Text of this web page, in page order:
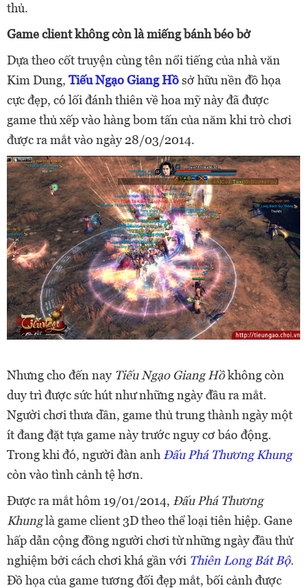
thủ.
Game client không còn là miếng bánh béo bở
Dựa theo cốt truyện cùng tên nổi tiếng của nhà văn
Kim Dung, Tiếu Ngạo Giang Hồsở hữu nền đồ họa
cực đẹp, có lối đánh thiên về hoa mỹ này đã được
game thủ xếp vào hàng bom tấn của năm khi trò chơi
được ra mắt vào ngày 28/03/2014.
Nhưng cho đến nay Tiếu Ngạo Giang Hồkhông còn
duy trì được sức hút như những ngày đầu ra mắt.
Người chơi thưa dần, game thủ trung thành ngày một
ít đang đặt tựa game này trước nguy cơ báo động.
Trong khi đó, người đàn anh Đấu Phá Thương Khung
còn vào tình cảnh tệ hơn.
Được ra mắt hôm 19/01/2014, Đấu Phá Thương
Khunglà game client 3D theo thể loại tiên hiệp. Gane
hấp dẫn cộng đồng người chơi từ những ngày đầu thử
nghiệm bởi cách chơi khá gần với Thiên Long Bát Bộ.
Đồ họa của game tương đối đẹp mắt, bối cảnh được